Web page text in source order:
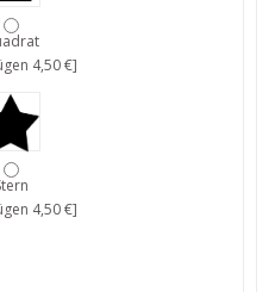
4,50 €]
4,50 €]